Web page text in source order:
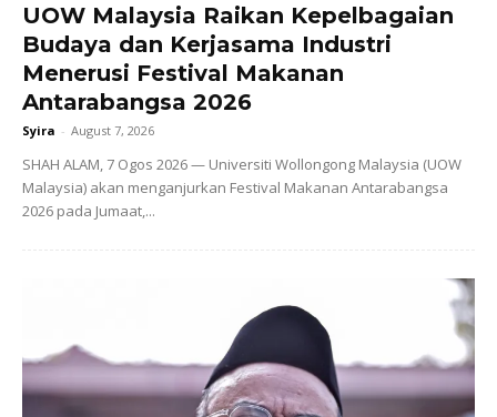
UOW Malaysia Raikan Kepelbagaian
Budaya dan Kerjasama Industri
Menerusi Festival Makanan
Antarabangsa 2026
Syira - August 7, 2026
SHAH ALAM, 7 Ogos 2026 — Universiti Wollongong Malaysia (UOW
Malaysia) akan menganjurkan Festival Makanan Antarabangsa
2026 pada Jumaat,...